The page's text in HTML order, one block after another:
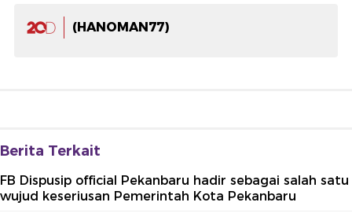
(HANOMAN77)
Berita Terkait
FB Dispusip official Pekanbaru hadir sebagai salah satu
wujud keseriusan Pemerintah Kota Pekanbaru